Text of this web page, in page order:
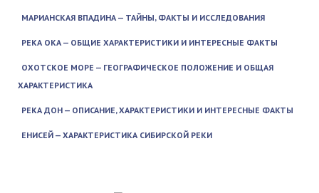
МАРИАНСКАЯ ВПАДИНА — ТАЙНЫ, ФАКТЫ И ИССЛЕДОВАНИЯ
РЕКА ОКА — ОБЩИЕ ХАРАКТЕРИСТИКИ И ИНТЕРЕСНЫЕ ФАКТЫ
ОХОТСКОЕ МОРЕ — ГЕОГРАФИЧЕСКОЕ ПОЛОЖЕНИЕ И ОБЩАЯ
ХАРАКТЕРИСТИКА
РЕКА ДОН — ОПИСАНИЕ, ХАРАКТЕРИСТИКИ И ИНТЕРЕСНЫЕ ФАКТЫ
ЕНИСЕЙ — ХАРАКТЕРИСТИКА СИБИРСКОЙ РЕКИ